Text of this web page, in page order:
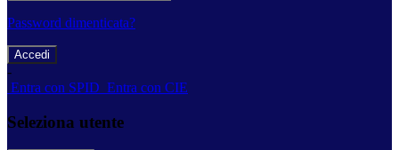
Password dimenticata?
-
Entra con SPID Entra con CIE
Seleziona utente